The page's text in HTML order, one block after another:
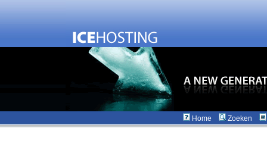
Home Zoeken